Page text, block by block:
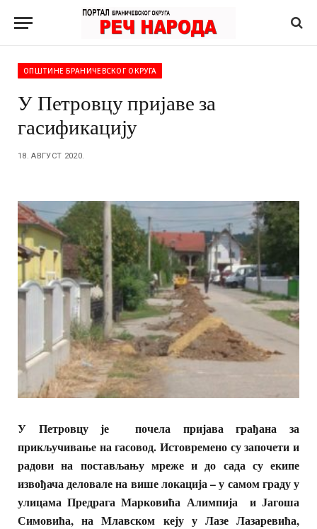
ОПШТИНЕ БРАНИЧЕВСКОГ ОКРУГА
У Петровцу пријаве за
гасификацију
18. АВГУСТ 2020.
У Петровцу је почела пријава грађана за
прикључивање на гасовод. Истовремено су започети и
радови на постављању мреже и до сада су екипе
извођача деловале на више локација – у самом граду у
улицама Предрага Марковића Алимпија и Јагоша
Симовића, на Млавском кеју у Лазе Лазаревића,